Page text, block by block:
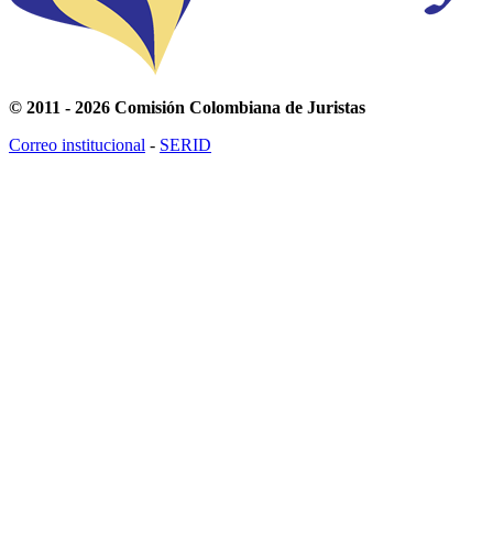
© 2011 - 2026 Comisión Colombiana de Juristas
Correo institucional - SERID